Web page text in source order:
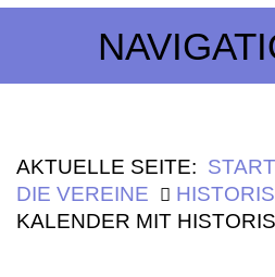
AKTUELLE SEITE:
DIE VEREINE
KALENDER MIT